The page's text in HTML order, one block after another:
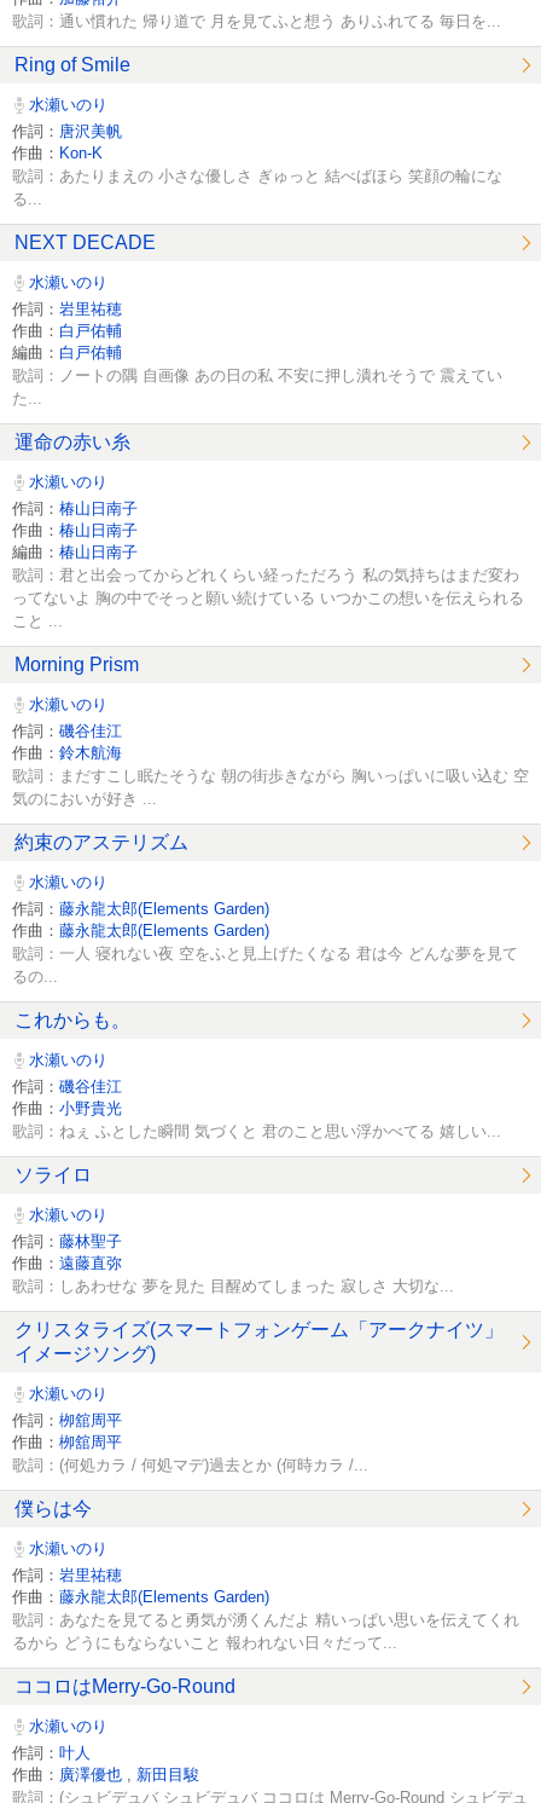
歌詞：通い慣れた 帰り道で 月を見てふと想う ありふれてる 毎日を...
Ring of Smile
水瀬いのり
作詞： 唐沢美帆
作曲： Kon-K
歌詞：あたりまえの 小さな優しさ ぎゅっと 結べばほら 笑顔の輪にな
る...
NEXT DECADE
水瀬いのり
作詞： 岩里祐穂
作曲： 白戸佑輔
編曲： 白戸佑輔
歌詞：ノートの隅 自画像 あの日の私 不安に押し潰れそうで 震えてい
た...
運命の赤い糸
水瀬いのり
作詞： 椿山日南子
作曲： 椿山日南子
編曲： 椿山日南子
歌詞：君と出会ってからどれくらい経っただろう 私の気持ちはまだ変わ
ってないよ 胸の中でそっと願い続けている いつかこの想いを伝えられる
こと ...
Morning Prism
水瀬いのり
作詞： 磯谷佳江
作曲： 鈴木航海
歌詞：まだすこし眠たそうな 朝の街歩きながら 胸いっぱいに吸い込む 空
気のにおいが好き ...
約束のアステリズム
水瀬いのり
作詞： 藤永龍太郎(Elements Garden)
作曲： 藤永龍太郎(Elements Garden)
歌詞：一人 寝れない夜 空をふと見上げたくなる 君は今 どんな夢を見て
るの...
これからも。
水瀬いのり
作詞： 磯谷佳江
作曲： 小野貴光
歌詞：ねぇ ふとした瞬間 気づくと 君のこと思い浮かべてる 嬉しい...
ソライロ
水瀬いのり
作詞： 藤林聖子
作曲： 遠藤直弥
歌詞：しあわせな 夢を見た 目醒めてしまった 寂しさ 大切な...
クリスタライズ(スマートフォンゲーム「アークナイツ」
イメージソング)
水瀬いのり
作詞： 栁舘周平
作曲： 栁舘周平
歌詞：(何処カラ / 何処マデ)過去とか (何時カラ /...
僕らは今
水瀬いのり
作詞： 岩里祐穂
作曲： 藤永龍太郎(Elements Garden)
歌詞：あなたを見てると勇気が湧くんだよ 精いっぱい思いを伝えてくれ
るから どうにもならないこと 報われない日々だって...
ココロはMerry-Go-Round
水瀬いのり
作詞： 叶人
作曲： 廣澤優也 新田目駿
歌詞：(シュビデュバ シュビデュバ ココロは Merry-Go-Round シュビデュ